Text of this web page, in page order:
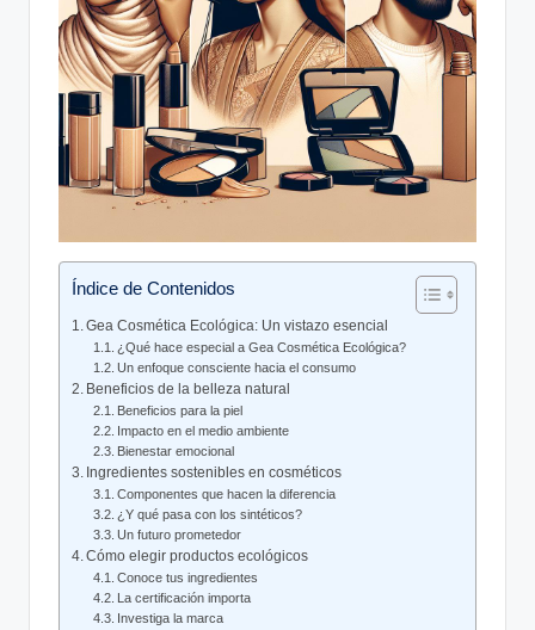
Índice de Contenidos
Gea Cosmética Ecológica: Un vistazo esencial
¿Qué hace especial a Gea Cosmética Ecológica?
Un enfoque consciente hacia el consumo
Beneficios de la belleza natural
Beneficios para la piel
Impacto en el medio ambiente
Bienestar emocional
Ingredientes sostenibles en cosméticos
Componentes que hacen la diferencia
¿Y qué pasa con los sintéticos?
Un futuro prometedor
Cómo elegir productos ecológicos
Conoce tus ingredientes
La certificación importa
Investiga la marca